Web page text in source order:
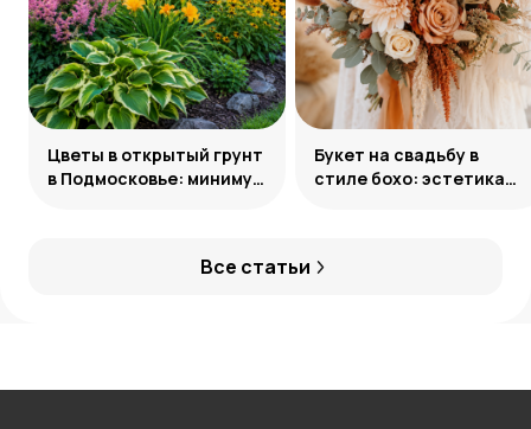
Все статьи
Цветы в открытый грунт
в Подмосковье: минимум
Букет на свадьбу в
стиле бохо: эстетика